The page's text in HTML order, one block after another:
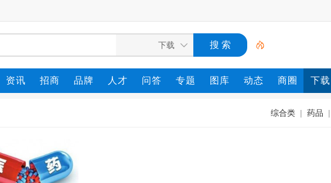
资讯 招商 品牌 人才 问答 专题 图库 动态 商圈 下载
综合类 | 药品 |